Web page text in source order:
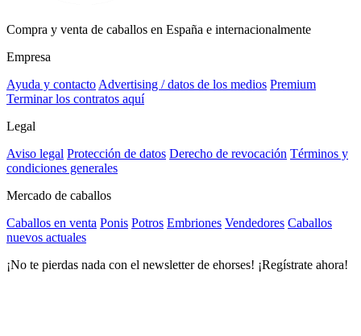
Compra y venta de caballos en España e internacionalmente
Empresa
Ayuda y contacto Advertising / datos de los medios Premium
Terminar los contratos aquí
Legal
Aviso legal Protección de datos Derecho de revocación Términos y
condiciones generales
Mercado de caballos
Caballos en venta Ponis Potros Embriones Vendedores Caballos
nuevos actuales
¡No te pierdas nada con el newsletter de ehorses! ¡Regístrate ahora!